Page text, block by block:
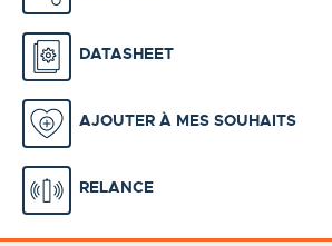
DATASHEET
AJOUTER À MES SOUHAITS
RELANCE